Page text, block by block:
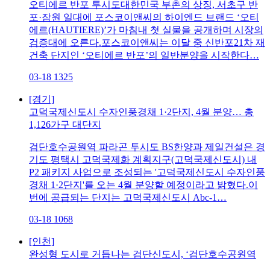
오티에르 반포 투시도대한민국 부촌의 상징, 서초구 반
포·잠원 일대에 포스코이앤씨의 하이엔드 브랜드 ‘오티
에르(HAUTIERE)’가 마침내 첫 실물을 공개하며 시장의
검증대에 오른다.포스코이앤씨는 이달 중 신반포21차 재
건축 단지인 ‘오티에르 반포’의 일반분양을 시작한다…
03-18 1325
[경기]
고덕국제신도시 수자인풍경채 1·2단지, 4월 분양… 총
1,126가구 대단지
검단호수공원역 파라곤 투시도 BS한양과 제일건설은 경
기도 평택시 고덕국제화 계획지구(고덕국제신도시) 내
P2 패키지 사업으로 조성되는 '고덕국제신도시 수자인풍
경채 1·2단지'를 오는 4월 분양할 예정이라고 밝혔다.이
번에 공급되는 단지는 고덕국제신도시 Abc-1…
03-18 1068
[인천]
완성형 도시로 거듭나는 검단신도시, ‘검단호수공원역